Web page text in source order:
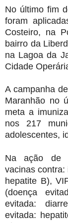
No último fim
foram
Costeiro, na
bairro da
na Lagoa da
Cidade
A campanha
Maranhão no
meta a
nos 217
adolescentes,
Na ação de
vacinas
hepatite B),
(doença
evitada:
evitada: